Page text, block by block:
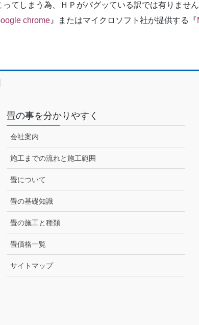
てしまう為、ＨＰがバグッている訳では有りません
chrome 』またはマイクロソフト社が提供する『
畳の事を分かりやすく
会社案内
施工までの流れと施工範囲
畳について
畳の基礎知識
畳の施工と種類
畳価格一覧
サイトマップ